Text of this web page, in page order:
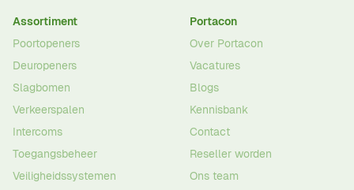
Assortiment
Poortopeners
Deuropeners
Slagbomen
Verkeerspalen
Intercoms
Toegangsbeheer
Veiligheidssystemen
Portacon
Over Portacon
Vacatures
Blogs
Kennisbank
Contact
Reseller worden
Ons team